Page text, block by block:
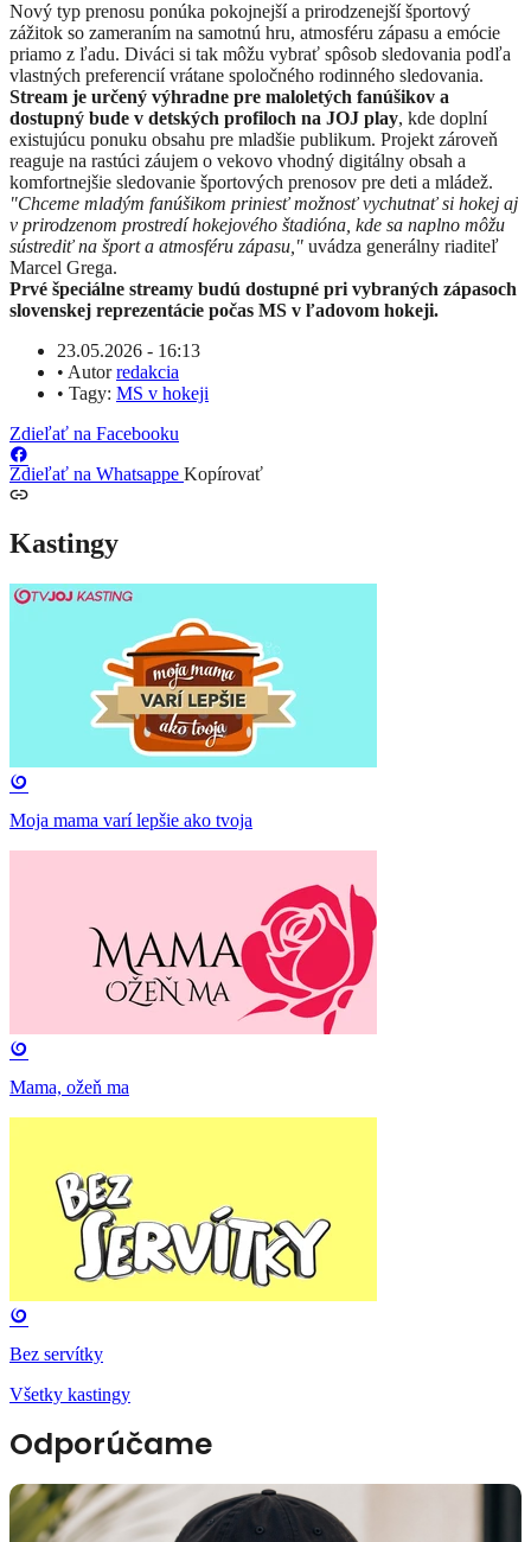
Nový typ prenosu ponúka pokojnejší a prirodzenejší športový
zážitok so zameraním na samotnú hru, atmosféru zápasu a emócie
priamo z ľadu. Diváci si tak môžu vybrať spôsob sledovania podľa
vlastných preferencií vrátane spoločného rodinného sledovania.
Stream je určený výhradne pre maloletých fanúšikov a
dostupný bude v detských profiloch na JOJ play, kde doplní
existujúcu ponuku obsahu pre mladšie publikum. Projekt zároveň
reaguje na rastúci záujem o vekovo vhodný digitálny obsah a
komfortnejšie sledovanie športových prenosov pre deti a mládež.
"Chceme mladým fanúšikom priniesť možnosť vychutnať si hokej aj
v prirodzenom prostredí hokejového štadióna, kde sa naplno môžu
sústrediť na šport a atmosféru zápasu," uvádza generálny riaditeľ
Marcel Grega.
Prvé špeciálne streamy budú dostupné pri vybraných zápasoch
slovenskej reprezentácie počas MS v ľadovom hokeji.
23.05.2026 - 16:13
• Autorredakcia
• Tagy: MS v hokeji
Zdieľať na Facebooku
Zdieľať na Whatsappe Kopírovať
Kastingy
Moja mama varí lepšie ako tvoja
Mama, ožeň ma
Bez servítky
Všetky kastingy
Odporúčame